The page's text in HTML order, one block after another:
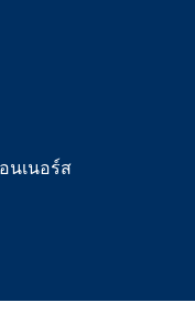
นเนอร์ส